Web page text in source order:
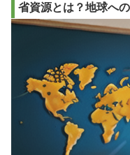
省資源とは？地球へ